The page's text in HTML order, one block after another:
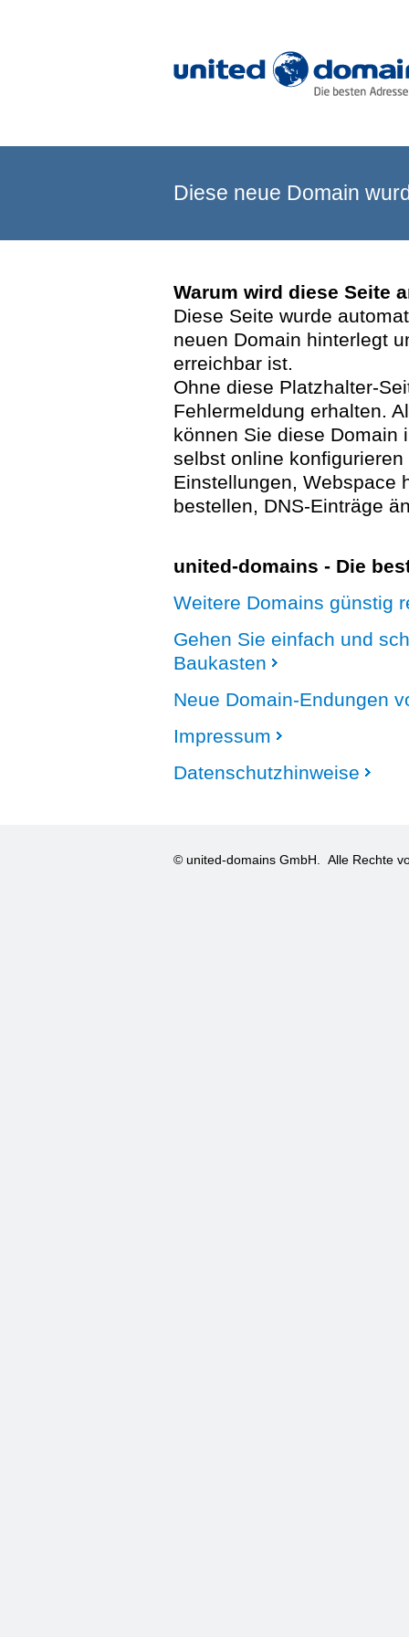
Diese neue Domain
Warum wird diese Seite
Diese Seite wurde
neuen Domain hinterlegt
erreichbar ist.
Ohne diese Platzhalter-
Fehlermeldung erhalten.
können Sie diese Domain
selbst online
Einstellungen, Webspace
bestellen, DNS-Einträge
united-domains - Die
Weitere Domains günstig
Gehen Sie einfach und
Baukasten
Neue Domain-Endungen
Impressum
Datenschutzhinweise
© united-domains GmbH. Alle Rechte